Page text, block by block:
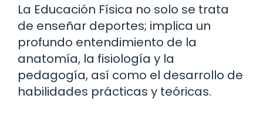
La Educación Física no solo se trata
de enseñar deportes; implica un
profundo entendimiento de la
anatomía, la fisiología y la
pedagogía, así como el desarrollo de
habilidades prácticas y teóricas.